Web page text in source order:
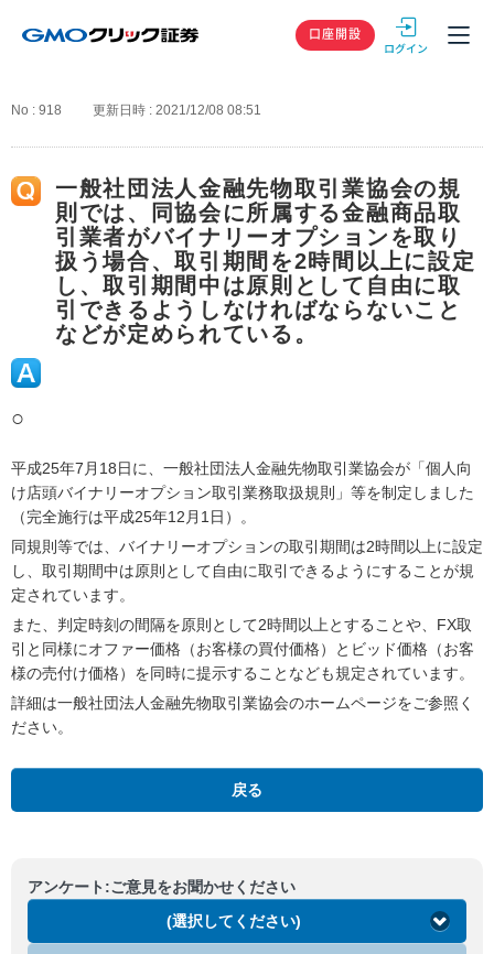
GMOクリック
口座開設
No : 918 更新日時 : 2021/12/08 08:51
一般社団法人金融先物取引業協会の規
則では、同協会に所属する金融商品取
引業者がバイナリーオプションを取り
扱う場合、取引期間を2時間以上に設定
し、取引期間中は原則として自由に取
引できるようしなければならないこと
などが定められている。
○
平成25年7月18日に、一般社団法人金融先物取引業協会が「個人向
け店頭バイナリーオプション取引業務取扱規則」等を制定しました
（完全施行は平成25年12月1日）。
同規則等では、バイナリーオプションの取引期間は2時間以上に設定
し、取引期間中は原則として自由に取引できるようにすることが規
定されています。
また、判定時刻の間隔を原則として2時間以上とすることや、FX取
引と同様にオファー価格（お客様の買付価格）とビッド価格（お客
様の売付け価格）を同時に提示することなども規定されています。
詳細は一般社団法人金融先物取引業協会のホームページをご参照く
ださい。
戻る
アンケート:ご意見をお聞かせください
(選択してください)